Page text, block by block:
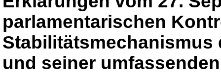
parlamentarischen
Stabilitätsmechanismus
und seiner